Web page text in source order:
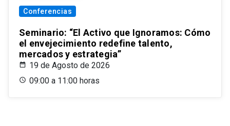
Conferencias
Seminario: “El Activo que Ignoramos: Cómo
el envejecimiento redefine talento,
mercados y estrategia”
19 de Agosto de 2026
09:00 a 11:00 horas